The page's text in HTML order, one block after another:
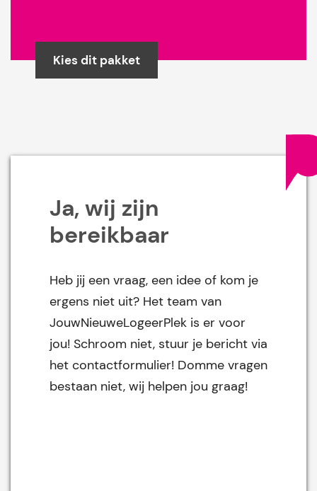
Kies dit pakket
Ja, wij zijn
bereikbaar
Heb jij een vraag, een idee of kom je
ergens niet uit? Het team van
JouwNieuweLogeerPlek is er voor
jou! Schroom niet, stuur je bericht via
het contactformulier! Domme vragen
bestaan niet, wij helpen jou graag!